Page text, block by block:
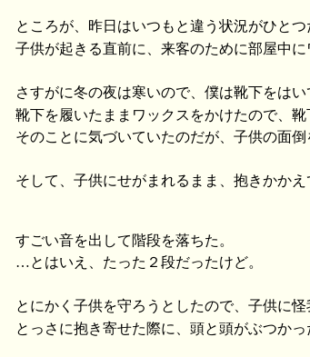
ところが、昨日はいつもと違う状況がひとつ
子供が起きる直前に、来客のために部屋中に
さすがに冬の夜は寒いので、僕は靴下をはい
靴下を履いたままワックスをかけたので、靴
そのことに気づいていたのだが、子供の面
そして、子供にせがまれるまま、抱きかか
すごい音を出して階段を落ちた。
…とはいえ、たった２段だったけど。
とにかく子供を守ろうとしたので、子供に怪
とっさに抱き寄せた際に、頭と頭がぶつかっ